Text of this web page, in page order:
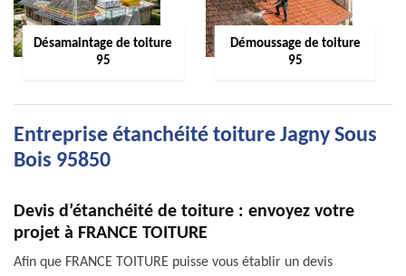
Désamaintage de toiture
95
Démoussage de toiture
95
Entreprise étanchéité toiture Jagny Sous
Bois 95850
Devis d’étanchéité de toiture : envoyez votre
projet à FRANCE TOITURE
Afin que FRANCE TOITURE puisse vous établir un devis